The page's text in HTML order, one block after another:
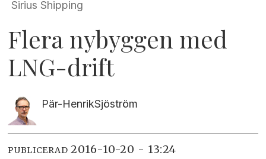
Sirius Shipping
Flera nybyggen med
LNG-drift
Pär-HenrikSjöström
PUBLICERAD 2016-10-20 - 13:24